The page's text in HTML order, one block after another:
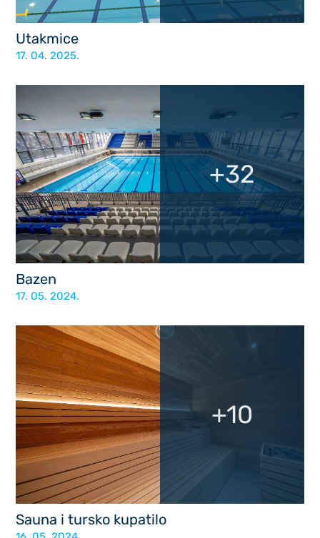
Utakmice
17. 04. 2025.
+32
Bazen
17. 05. 2024.
+10
Sauna i tursko kupatilo